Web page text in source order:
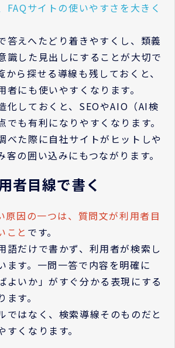
FAQサイトの使いやすさを大きく
答えへたどり着きやすくし、類義
識した見出しにすることが大切で
から探せる導線も残しておくと、
者にも使いやすくなります。
化しておくと、SEOやAIO（AI検
でも有利になりやすくなります。
べた際に自社サイトがヒットしや
客の囲い込みにもつながります。
者目線で書く
原因の一つは、質問文が利用者目
こと です。
語だけで書かず、利用者が検索し
ます。一問一答で内容を明確に
よいか」がすぐ分かる表現にする
す。
ではなく、検索導線そのものだと
くなります。